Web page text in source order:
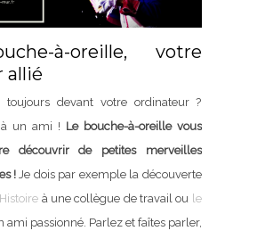
à-oreille, votre
allié
toujours devant votre ordinateur ?
à un ami ! Le bouche-à-oreille vous
découvrir de petites merveilles
!Je dois par exemple la découverte
à une collègue de travail ou le
ami passionné. Parlez et faîtes parler,